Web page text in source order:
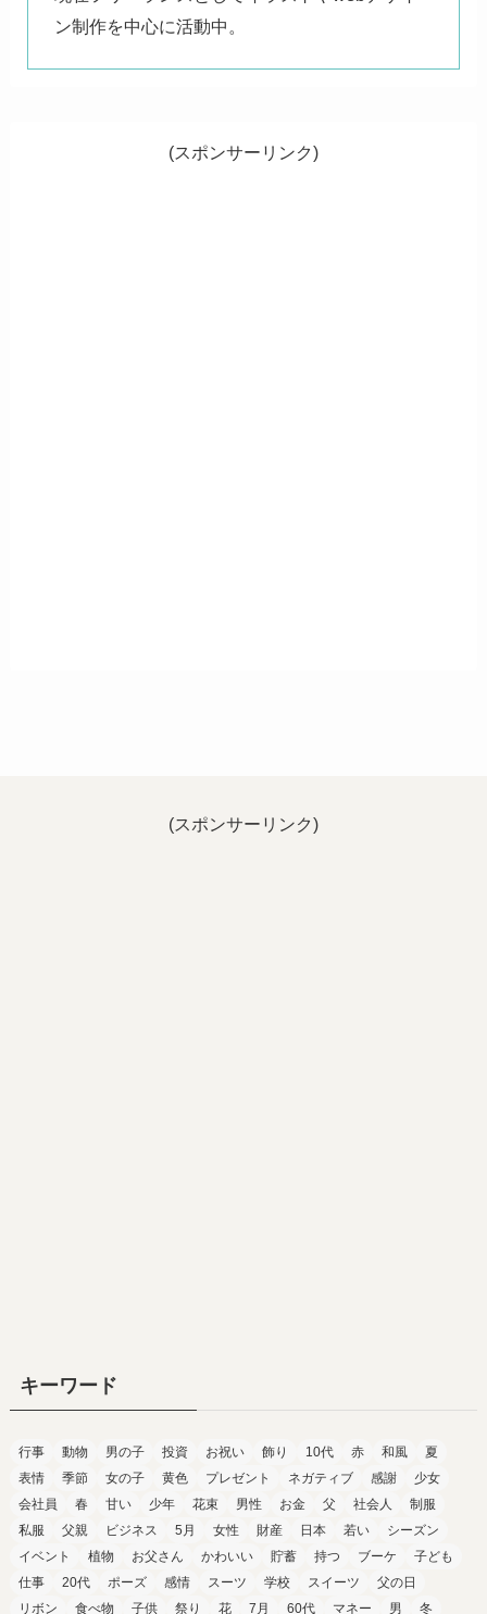
ン制作を中心に活動中。
(スポンサーリンク)
(スポンサーリンク)
キーワード
行事 動物 男の子 投資 お祝い 飾り 10代 赤 和風
夏
表情
季節 女の子 黄色 プレゼント ネガティブ 感謝
少女
会社員
春 甘い 少年 花束 男性 お金 父 社会人
制服
私服
父親 ビジネス 5月 女性 財産 日本 若い
シーズン
イベント
植物 お父さん かわいい 貯蓄 持つ ブーケ
子ども
仕事
20代 ポーズ 感情 スーツ 学校 スイーツ
父の日
リボン
食べ物 子供 祭り 花 7月 60代 マネー 男 冬